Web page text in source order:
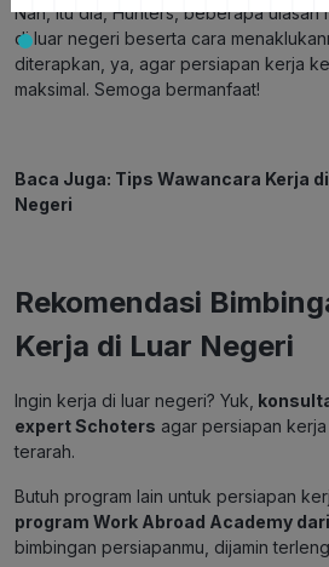
Nah, itu dia, Hunters, beberapa ulasan
di luar negeri beserta cara
diterapkan, ya, agar persiapan kerja
maksimal. Semoga bermanfaat!
Baca Juga: Tips Wawancara Kerja
Negeri
Rekomendasi
Kerja di Luar Negeri
Ingin kerja di luar negeri? Yuk,
expert Schoters agar persiapan
terarah.
Butuh program lain untuk persiapan
program Work Abroad Academy
bimbingan persiapanmu, dijamin